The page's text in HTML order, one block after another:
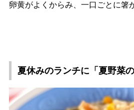
卵黄がよくからみ、一口ごとに箸
夏休みのランチに「夏野菜